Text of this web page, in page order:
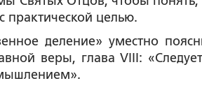
практической целью.
деление» уместно
веры, глава VIII: